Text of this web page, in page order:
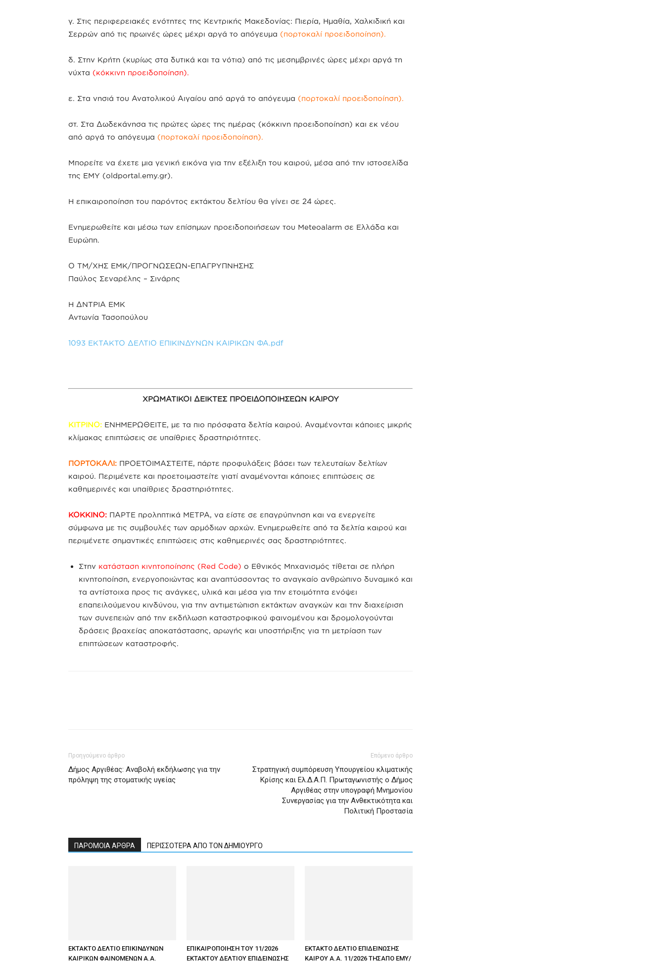
γ. Στις περιφερειακές ενότητες της Κεντρικής Μακεδονίας: Πιερία, Ημαθία, Χαλκιδική και
Σερρών από τις πρωινές ώρες μέχρι αργά το απόγευμα (πορτοκαλί προειδοποίηση).
δ. Στην Κρήτη (κυρίως στα δυτικά και τα νότια) από τις μεσημβρινές ώρες μέχρι αργά τη
νύχτα (κόκκινη προειδοποίηση).
ε. Στα νησιά του Ανατολικού Αιγαίου από αργά το απόγευμα (πορτοκαλί προειδοποίηση).
στ. Στα Δωδεκάνησα τις πρώτες ώρες της ημέρας (κόκκινη προειδοποίηση) και εκ νέου
από αργά το απόγευμα (πορτοκαλί προειδοποίηση).
Μπορείτε να έχετε μια γενική εικόνα για την εξέλιξη του καιρού, μέσα από την ιστοσελίδα
της ΕΜΥ (oldportal.emy.gr).
Η επικαιροποίηση του παρόντος εκτάκτου δελτίου θα γίνει σε 24 ώρες.
Ενημερωθείτε και μέσω των επίσημων προειδοποιήσεων του Meteoalarm σε Ελλάδα και
Ευρώπη.
Ο ΤΜ/ΧΗΣ ΕΜΚ/ΠΡΟΓΝΩΣΕΩΝ-ΕΠΑΓΡΥΠΝΗΣΗΣ
Παύλος Σεναρέλης – Σινάρης
Η ΔΝΤΡΙΑ ΕΜΚ
Αντωνία Τασοπούλου
1093 ΕΚΤΑΚΤΟ ΔΕΛΤΙΟ ΕΠΙΚΙΝΔΥΝΩΝ ΚΑΙΡΙΚΩΝ ΦΑ.pdf
ΧΡΩΜΑΤΙΚΟΙ ΔΕΙΚΤΕΣ ΠΡΟΕΙΔΟΠΟΙΗΣΕΩΝ ΚΑΙΡΟΥ
ΚΙΤΡΙΝΟ: ΕΝΗΜΕΡΩΘΕΙΤΕ, με τα πιο πρόσφατα δελτία καιρού. Αναμένονται κάποιες μικρής
κλίμακας επιπτώσεις σε υπαίθριες δραστηριότητες.
ΠΟΡΤΟΚΑΛΙ: ΠΡΟΕΤΟΙΜΑΣΤΕΙΤΕ, πάρτε προφυλάξεις βάσει των τελευταίων δελτίων
καιρού. Περιμένετε και προετοιμαστείτε γιατί αναμένονται κάποιες επιπτώσεις σε
καθημερινές και υπαίθριες δραστηριότητες.
ΚΟΚΚΙΝΟ: ΠΑΡΤΕ προληπτικά ΜΕΤΡΑ, να είστε σε επαγρύπνηση και να ενεργείτε
σύμφωνα με τις συμβουλές των αρμόδιων αρχών. Ενημερωθείτε από τα δελτία καιρού και
περιμένετε σημαντικές επιπτώσεις στις καθημερινές σας δραστηριότητες.
Στην κατάσταση κινητοποίησης (Red Code) ο Εθνικός Μηχανισμός τίθεται σε πλήρη
κινητοποίηση, ενεργοποιώντας και αναπτύσσοντας το αναγκαίο ανθρώπινο δυναμικό και
τα αντίστοιχα προς τις ανάγκες, υλικά και μέσα για την ετοιμότητα ενόψει
επαπειλούμενου κινδύνου, για την αντιμετώπιση εκτάκτων αναγκών και την διαχείριση
των συνεπειών από την εκδήλωση καταστροφικού φαινομένου και δρομολογούνται
δράσεις βραχείας αποκατάστασης, αρωγής και υποστήριξης για τη μετρίαση των
επιπτώσεων καταστροφής.
Προηγούμενο άρθρο
Δήμος Αργιθέας: Αναβολή εκδήλωσης για την
πρόληψη της στοματικής υγείας
Επόμενο άρθρο
Στρατηγική συμπόρευση Υπουργείου κλιματικής
Κρίσης και Ελ.Δ.Α.Π. Πρωταγωνιστής ο Δήμος
Αργιθέας στην υπογραφή Μνημονίου
Συνεργασίας για την Ανθεκτικότητα και
Πολιτική Προστασία
ΠΑΡΟΜΟΙΑ ΑΡΘΡΑ ΠΕΡΙΣΣΟΤΕΡΑ ΑΠΟ ΤΟΝ ΔΗΜΙΟΥΡΓΟ
ΕΚΤΑΚΤΟ ΔΕΛΤΙΟ ΕΠΙΚΙΝΔΥΝΩΝ
ΚΑΙΡΙΚΩΝ ΦΑΙΝΟΜΕΝΩΝ Α.Α.
ΕΠΙΚΑΙΡΟΠΟΙΗΣΗ ΤΟΥ 11/2026
ΕΚΤΑΚΤΟΥ ΔΕΛΤΙΟΥ ΕΠΙΔΕΙΝΩΣΗΣ
ΕΚΤΑΚΤΟ ΔΕΛΤΙΟ ΕΠΙΔΕΙΝΩΣΗΣ
ΚΑΙΡΟΥ Α.Α. 11/2026 ΤΗΣΑΠΟ ΕΜΥ/